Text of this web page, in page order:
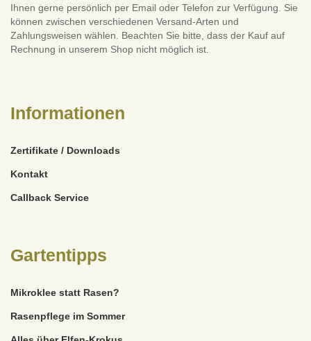
Ihnen gerne persönlich per Email oder Telefon zur Verfügung. Sie
können zwischen verschiedenen Versand-Arten und
Zahlungsweisen wählen. Beachten Sie bitte, dass der Kauf auf
Rechnung in unserem Shop nicht möglich ist.
Informationen
Zertifikate / Downloads
Kontakt
Callback Service
Gartentipps
Mikroklee statt Rasen?
Rasenpflege im Sommer